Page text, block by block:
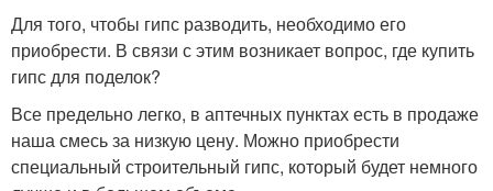
Для того, чтобы гипс разводить, необходимо его
приобрести. В связи с этим возникает вопрос, где купить
гипс для поделок?
Все предельно легко, в аптечных пунктах есть в продаже
наша смесь за низкую цену. Можно приобрести
специальный строительный гипс, который будет немного